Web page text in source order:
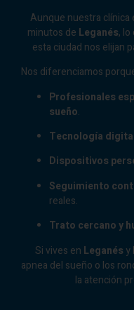
Aunque nuestra clínica
minutos de Leganés, lo
esta ciudad nos elijan
Nos diferenciamos
Profesionales
sueño.
Tecnología
Dispositivos
Seguimiento
reales.
Trato cercano y
Si vives en Leganés y
apnea del sueño o los
la atención